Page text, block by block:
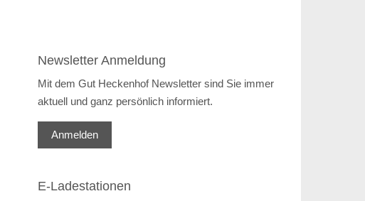
Newsletter Anmeldung
Mit dem Gut Heckenhof Newsletter sind Sie immer
aktuell und ganz persönlich informiert.
Anmelden
E-Ladestationen